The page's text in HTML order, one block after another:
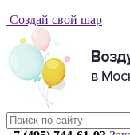
Создай свой шар